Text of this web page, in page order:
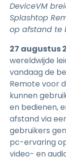
DeviceVM
Splashtop
op afstand te
27 augustus
wereldwijde
vandaag de
Remote voor
kunnen
en bedienen,
afstand via
gebruikers
pc-ervaring
video- en